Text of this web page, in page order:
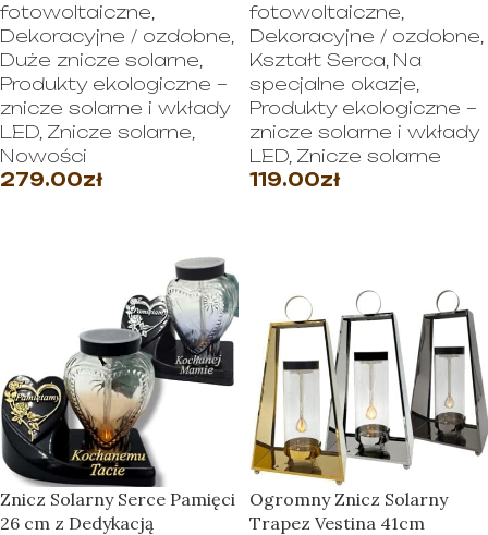
fotowoltaiczne,
Dekoracyjne / ozdobne,
Duże znicze solarne,
Produkty ekologiczne –
znicze solarne i wkłady
LED, Znicze solarne,
Nowości
279.00zł
fotowoltaiczne,
Dekoracyjne / ozdobne,
Kształt Serca, Na
specjalne okazje,
Produkty ekologiczne –
znicze solarne i wkłady
LED, Znicze solarne
119.00zł
Znicz Solarny Serce Pamięci
26 cm z Dedykacją
Ogromny Znicz Solarny
Trapez Vestina 41cm